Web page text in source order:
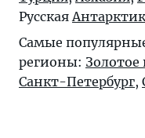
Русская
Самые
регионы: Золотое
Санкт-Петербург,